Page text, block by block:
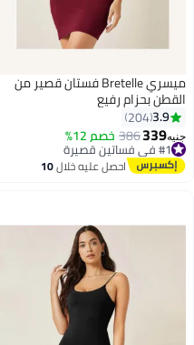
ميسري Bretelle فستان قصير من
القطن بحزام رفيع
3.9
204
جنيه339
386 خصم 12%
#1 في فساتين قصيرة
توصيل مجاني
#1 في فساتين قصيرة
احصل عليه خلال10